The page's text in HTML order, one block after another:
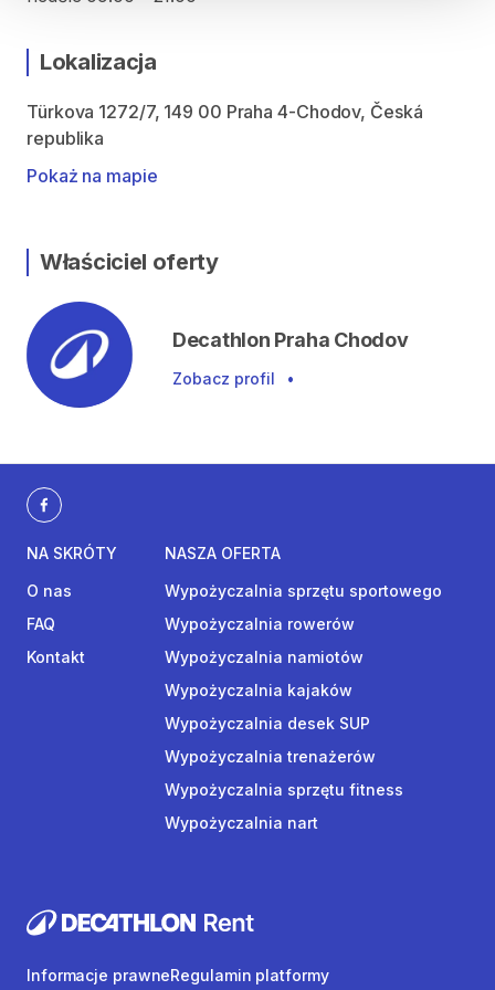
Lokalizacja
Türkova 1272/7, 149 00 Praha 4-Chodov, Česká
republika
Pokaż na mapie
Właściciel oferty
Decathlon Praha Chodov
Zobacz profil •
NA SKRÓTY
O nas
FAQ
Kontakt
NASZA OFERTA
Wypożyczalnia sprzętu sportowego
Wypożyczalnia rowerów
Wypożyczalnia namiotów
Wypożyczalnia kajaków
Wypożyczalnia desek SUP
Wypożyczalnia trenażerów
Wypożyczalnia sprzętu fitness
Wypożyczalnia nart
Informacje prawneRegulamin platformy